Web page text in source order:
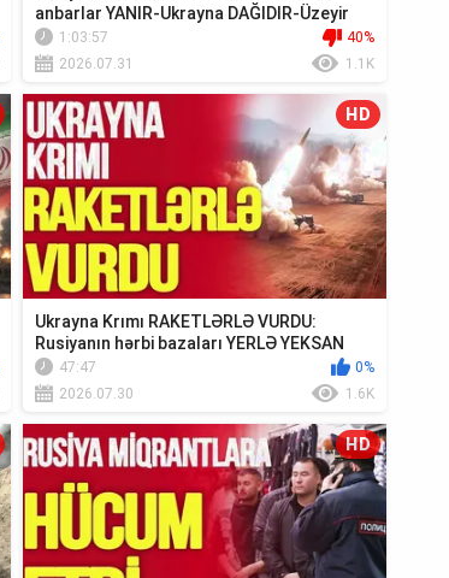
anbarlar YANIR-Ukrayna DAĞIDIR-Üzeyir
Cəfərov Ca...
1:03:57
40%
2026.07.31
1.1K
HD
Ukrayna Krımı RAKETLƏRLƏ VURDU:
Rusiyanın hərbi bazaları YERLƏ YEKSAN
EDİLDİ - TV ...
47:47
0%
2026.07.30
1.6K
HD